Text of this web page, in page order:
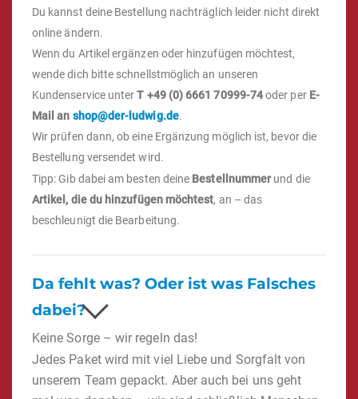
Du kannst deine Bestellung nachträglich leider nicht direkt
online ändern.
Wenn du Artikel ergänzen oder hinzufügen möchtest,
wende dich bitte schnellstmöglich an unseren
Kundenservice unterT +49 (0) 6661 70999-74oder per E-
Mail an shop@der-ludwig.de.
Wir prüfen dann, ob eine Ergänzung möglich ist, bevor die
Bestellung versendet wird.
Tipp: Gib dabei am besten deine Bestellnummerund die
Artikel, die du hinzufügen möchtest, an – das
beschleunigt die Bearbeitung.
Da fehlt was? Oder ist was Falsches
dabei?
Keine Sorge – wir regeln das!
Jedes Paket wird mit viel Liebe und Sorgfalt von
unserem Team gepackt. Aber auch bei uns geht